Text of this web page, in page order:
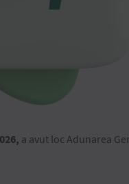
a avut loc Adunarea